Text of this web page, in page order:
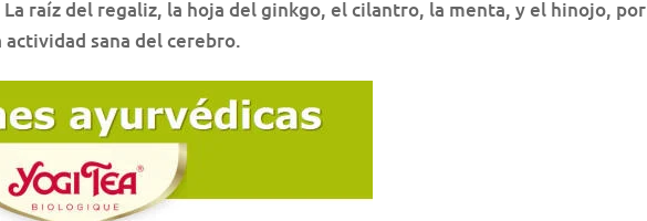
raíz del regaliz, la hoja del ginkgo, el cilantro, la menta, y el hinojo, por
sana del cerebro.